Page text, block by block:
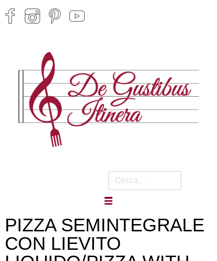
PIZZA SEMINTEGRALE
CON LIEVITO